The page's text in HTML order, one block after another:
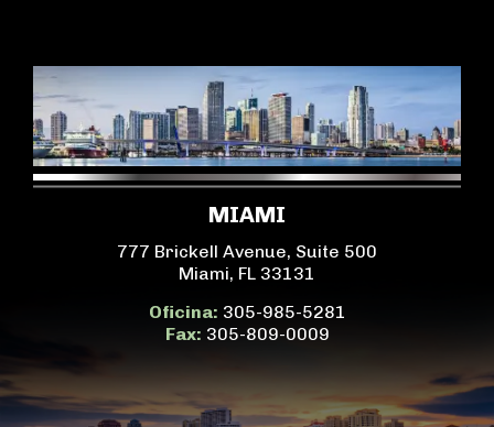
MIAMI
777 Brickell Avenue, Suite 500
Miami, FL 33131
Oficina: 305-985-5281
Fax: 305-809-0009